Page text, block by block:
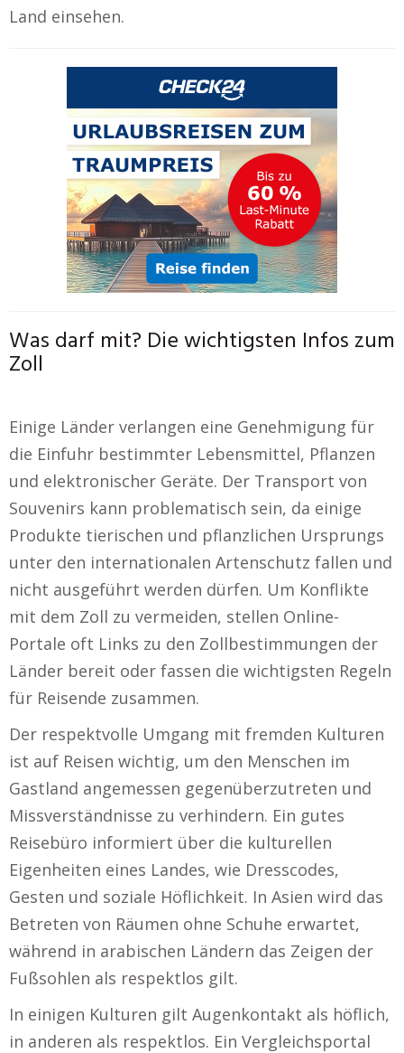
Land einsehen.
Was darf mit? Die wichtigsten Infos zum
Zoll
Einige Länder verlangen eine Genehmigung für
die Einfuhr bestimmter Lebensmittel, Pflanzen
und elektronischer Geräte. Der Transport von
Souvenirs kann problematisch sein, da einige
Produkte tierischen und pflanzlichen Ursprungs
unter den internationalen Artenschutz fallen und
nicht ausgeführt werden dürfen. Um Konflikte
mit dem Zoll zu vermeiden, stellen Online-
Portale oft Links zu den Zollbestimmungen der
Länder bereit oder fassen die wichtigsten Regeln
für Reisende zusammen.
Der respektvolle Umgang mit fremden Kulturen
ist auf Reisen wichtig, um den Menschen im
Gastland angemessen gegenüberzutreten und
Missverständnisse zu verhindern. Ein gutes
Reisebüro informiert über die kulturellen
Eigenheiten eines Landes, wie Dresscodes,
Gesten und soziale Höflichkeit. In Asien wird das
Betreten von Räumen ohne Schuhe erwartet,
während in arabischen Ländern das Zeigen der
Fußsohlen als respektlos gilt.
In einigen Kulturen gilt Augenkontakt als höflich,
in anderen als respektlos. Ein Vergleichsportal